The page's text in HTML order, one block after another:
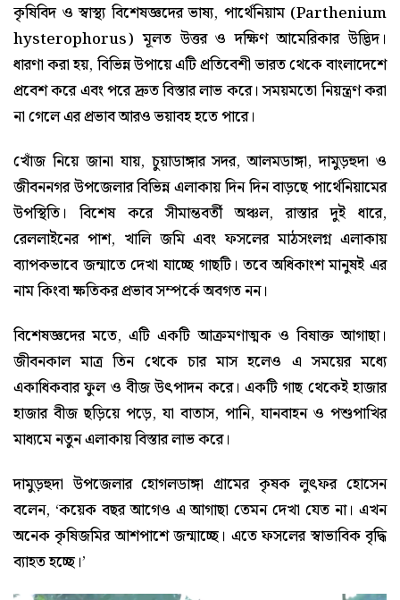
কৃষিবিদ ও স্বাস্থ্য বিশেষজ্ঞদের ভাষ্য, পার্থেনিয়াম (Parthenium
hysterophorus) মূলত উত্তর ও দক্ষিণ আমেরিকার উদ্ভিদ।
ধারণা করা হয়, বিভিন্ন উপায়ে এটি প্রতিবেশী ভারত থেকে বাংলাদেশে
প্রবেশ করে এবং পরে দ্রুত বিস্তার লাভ করে। সময়মতো নিয়ন্ত্রণ করা
না গেলে এর প্রভাব আরও ভয়াবহ হতে পারে।
খোঁজ নিয়ে জানা যায়, চুয়াডাঙ্গার সদর, আলমডাঙ্গা, দামুড়হুদা ও
জীবননগর উপজেলার বিভিন্ন এলাকায় দিন দিন বাড়ছে পার্থেনিয়ামের
উপস্থিতি। বিশেষ করে সীমান্তবর্তী অঞ্চল, রাস্তার দুই ধারে,
রেললাইনের পাশ, খালি জমি এবং ফসলের মাঠসংলগ্ন এলাকায়
ব্যাপকভাবে জন্মাতে দেখা যাচ্ছে গাছটি। তবে অধিকাংশ মানুষই এর
নাম কিংবা ক্ষতিকর প্রভাব সম্পর্কে অবগত নন।
বিশেষজ্ঞদের মতে, এটি একটি আক্রমণাত্মক ও বিষাক্ত আগাছা।
জীবনকাল মাত্র তিন থেকে চার মাস হলেও এ সময়ের মধ্যে
একাধিকবার ফুল ও বীজ উৎপাদন করে। একটি গাছ থেকেই হাজার
হাজার বীজ ছড়িয়ে পড়ে, যা বাতাস, পানি, যানবাহন ও পশুপাখির
মাধ্যমে নতুন এলাকায় বিস্তার লাভ করে।
দামুড়হুদা উপজেলার হোগলডাঙ্গা গ্রামের কৃষক লুৎফর হোসেন
বলেন, ‘কয়েক বছর আগেও এ আগাছা তেমন দেখা যেত না। এখন
অনেক কৃষিজমির আশপাশে জন্মাচ্ছে। এতে ফসলের স্বাভাবিক বৃদ্ধি
ব্যাহত হচ্ছে।’